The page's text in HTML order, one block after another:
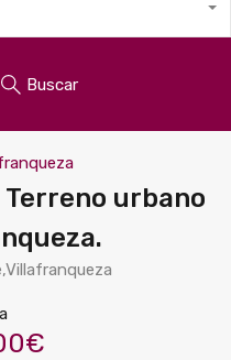
Buscar
urbano